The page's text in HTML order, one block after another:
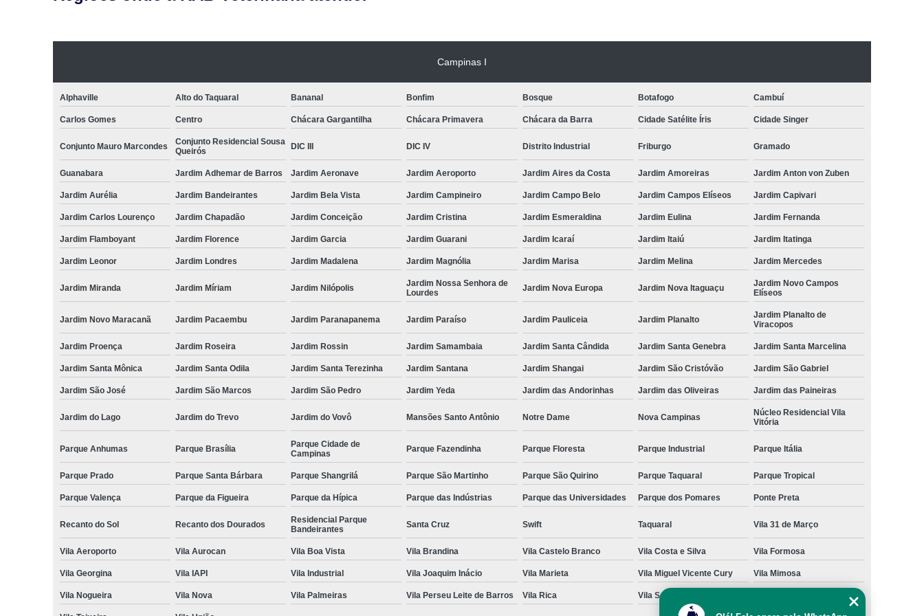
Campinas I
Alphaville Alto do Taquaral Bananal Bonfim Bosque Botafogo Cambuí
Carlos Gomes Centro Chácara Gargantilha Chácara Primavera Chácara da Barra Cidade Satélite Íris Cidade Singer
Conjunto Mauro Marcondes
Conjunto Residencial Sousa
Queirós
DIC III DIC IV Distrito Industrial Friburgo Gramado
Guanabara Jardim Adhemar de Barros Jardim Aeronave Jardim Aeroporto Jardim Aires da Costa Jardim Amoreiras Jardim Anton von Zuben
Jardim Aurélia Jardim Bandeirantes Jardim Bela Vista Jardim Campineiro Jardim Campo Belo Jardim Campos Elíseos Jardim Capivari
Jardim Carlos Lourenço Jardim Chapadão Jardim Conceição Jardim Cristina Jardim Esmeraldina Jardim Eulina Jardim Fernanda
Jardim Flamboyant Jardim Florence Jardim Garcia Jardim Guarani Jardim Icaraí Jardim Itaiú Jardim Itatinga
Jardim Leonor Jardim Londres Jardim Madalena Jardim Magnólia Jardim Marisa Jardim Melina Jardim Mercedes
Jardim Miranda Jardim Míriam Jardim Nilópolis
Jardim Nossa Senhora de
Lourdes
Jardim Nova Europa Jardim Nova Itaguaçu
Jardim Novo Campos
Elíseos
Jardim Novo Maracanã Jardim Pacaembu Jardim Paranapanema Jardim Paraíso Jardim Pauliceia Jardim Planalto
Jardim Planalto de
Viracopos
Jardim Proença Jardim Roseira Jardim Rossin Jardim Samambaia Jardim Santa Cândida Jardim Santa Genebra Jardim Santa Marcelina
Jardim Santa Mônica Jardim Santa Odila Jardim Santa Terezinha Jardim Santana Jardim Shangai Jardim São Cristóvão Jardim São Gabriel
Jardim São José Jardim São Marcos Jardim São Pedro Jardim Yeda Jardim das Andorinhas Jardim das Oliveiras Jardim das Paineiras
Jardim do Lago Jardim do Trevo Jardim do Vovô Mansões Santo Antônio Notre Dame Nova Campinas
Núcleo Residencial Vila
Vitória
Parque Anhumas Parque Brasília
Parque Cidade de
Campinas
Parque Fazendinha Parque Floresta Parque Industrial Parque Itália
Parque Prado Parque Santa Bárbara Parque Shangrilá Parque São Martinho Parque São Quirino Parque Taquaral Parque Tropical
Parque Valença Parque da Figueira Parque da Hípica Parque das Indústrias Parque das Universidades Parque dos Pomares Ponte Preta
Recanto do Sol Recanto dos Dourados
Residencial Parque
Bandeirantes
Santa Cruz Swift Taquaral Vila 31 de Março
Vila Aeroporto Vila Aurocan Vila Boa Vista Vila Brandina Vila Castelo Branco Vila Costa e Silva Vila Formosa
Vila Georgina Vila IAPI Vila Industrial Vila Joaquim Inácio Vila Marieta Vila Miguel Vicente Cury Vila Mimosa
Vila Nogueira Vila Nova Vila Palmeiras Vila Perseu Leite de Barros Vila Rica Vila San Martin